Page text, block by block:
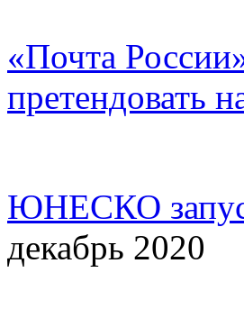
«Почта
претендовать
ЮНЕСКО
декабрь 2020